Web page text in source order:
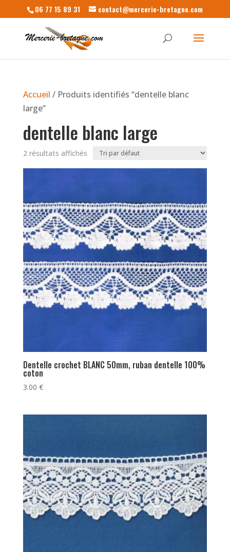
06 77 15 89 31 contact@mercerie-bretagne.com
Accueil / Produits identifiés “dentelle blanc
large”
dentelle blanc large
2 résultats affichés
Dentelle crochet BLANC 50mm, ruban dentelle 100%
coton
3.00 €